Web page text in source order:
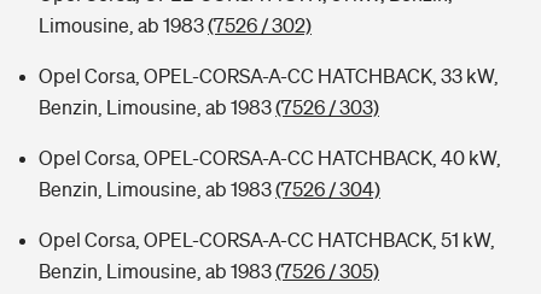
Limousine, ab 1983(7526 / 302)
Opel Corsa, OPEL-CORSA-A-CC HATCHBACK, 33 kW,
Benzin, Limousine, ab 1983(7526 / 303)
Opel Corsa, OPEL-CORSA-A-CC HATCHBACK, 40 kW,
Benzin, Limousine, ab 1983(7526 / 304)
Opel Corsa, OPEL-CORSA-A-CC HATCHBACK, 51 kW,
Benzin, Limousine, ab 1983(7526 / 305)